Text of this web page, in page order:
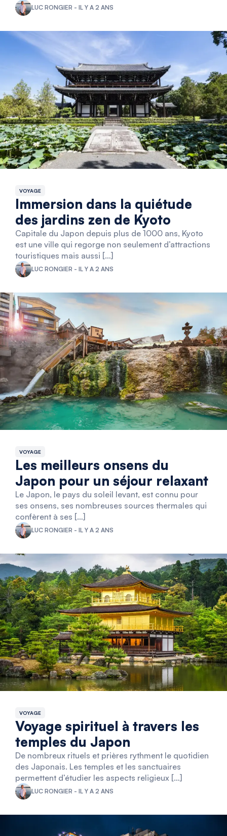
LUC RONGIER - IL Y A 2 ANS
VOYAGE
Immersion dans la quiétude
des jardins zen de Kyoto
Capitale du Japon depuis plus de 1000 ans, Kyoto
est une ville qui regorge non seulement d’attractions
touristiques mais aussi […]
LUC RONGIER - IL Y A 2 ANS
VOYAGE
Les meilleurs onsens du
Japon pour un séjour relaxant
Le Japon, le pays du soleil levant, est connu pour
ses onsens, ses nombreuses sources thermales qui
confèrent à ses […]
LUC RONGIER - IL Y A 2 ANS
VOYAGE
Voyage spirituel à travers les
temples du Japon
De nombreux rituels et prières rythment le quotidien
des Japonais. Les temples et les sanctuaires
permettent d’étudier les aspects religieux […]
LUC RONGIER - IL Y A 2 ANS